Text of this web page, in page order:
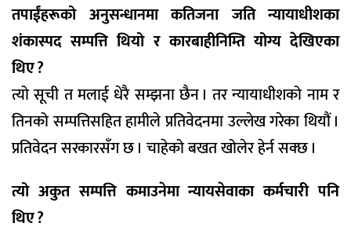
तपाईंहरूको अनुसन्धानमा कतिजना जति न्यायाधीशका
शंकास्पद सम्पत्ति थियो र कारबाहीनिम्ति योग्य देखिएका
थिए ?
त्यो सूची त मलाई धेरै सम्झना छैन । तर न्यायाधीशको नाम र
तिनको सम्पत्तिसहित हामीले प्रतिवेदनमा उल्लेख गरेका थियौं ।
प्रतिवेदन सरकारसँग छ । चाहेको बखत खोलेर हेर्न सक्छ ।
त्यो अकुत सम्पत्ति कमाउनेमा न्यायसेवाका कर्मचारी पनि
थिए ?